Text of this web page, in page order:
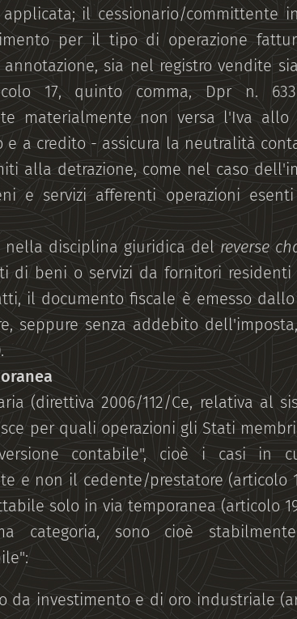
il cessionario/committente
per il tipo di operazione
sia nel registro vendite
17, quinto comma, Dpr n.
materialmente non versa l'Iva
e a credito - assicura la neutralità
alla detrazione, come nel caso
e servizi afferenti operazioni
nella disciplina giuridica del reverse
di beni o servizi da fornitori residenti
il documento fiscale è emesso
seppure senza addebito
(direttiva 2006/112/Ce, relativa al
per quali operazioni gli Stati
contabile", cioè i casi in
e non il cedente/prestatore (articolo
solo in via temporanea (articolo
categoria, sono cioè
da investimento e di oro industriale